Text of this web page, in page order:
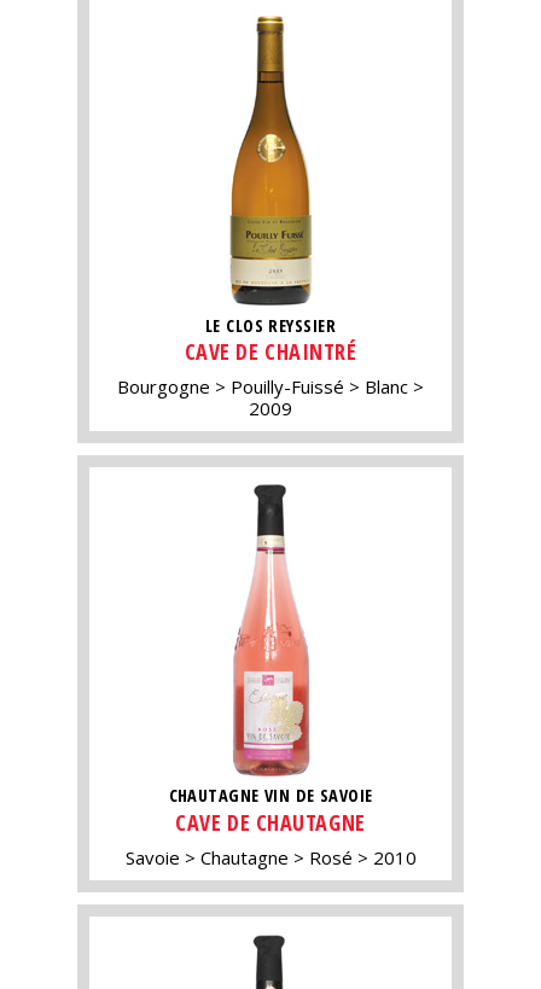
LE CLOS REYSSIER
CAVE DE CHAINTRÉ
Bourgogne Pouilly-Fuissé
Blanc
2009
CHAUTAGNE VIN DE SAVOIE
CAVE DE CHAUTAGNE
Savoie Chautagne Rosé 2010